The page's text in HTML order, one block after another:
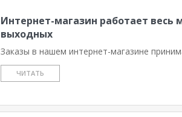
Интернет-магазин работает весь
выходных
Заказы в нашем интернет-магазине
ЧИТАТЬ